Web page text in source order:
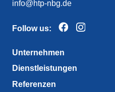
info@htp-nbg.de
Follow us:
Unternehmen
Dienstleistungen
Referenzen